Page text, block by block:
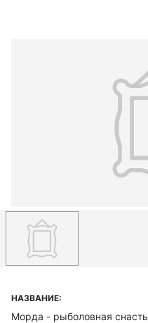
НАЗВАНИЕ:
Морда - рыболовная снасть